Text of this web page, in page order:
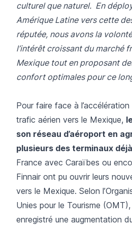
culturel que naturel. En
Amérique Latine vers cette
réputée, nous avons la
l’intérêt croissant du marché
Mexique tout en proposant
confort optimales pour ce
Pour faire face à
trafic aérien vers le Mexique,
son réseau d’aéroport en
plusieurs des terminaux
France avec Caraïbes ou
Finnair ont pu ouvrir leurs
vers le Mexique. Selon
Unies pour le Tourisme
enregistré une augmentation